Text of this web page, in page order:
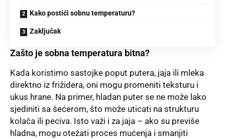
Kako postići sobnu temperaturu?
Zaključak
Zašto je sobna temperatura bitna?
Kada koristimo sastojke poput putera, jaja ili mleka
direktno iz frižidera, oni mogu promeniti teksturu i
ukus hrane. Na primer, hladan puter se ne može lako
sjediniti sa šećerom, što može uticati na strukturu
kolača ili peciva. Isto važi i za jaja – ako su previše
hladna, mogu otežati proces mućenja i smanjiti